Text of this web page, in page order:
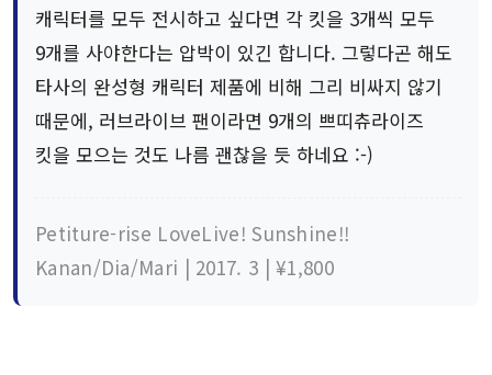
캐릭터를 모두 전시하고 싶다면 각 킷을 3개씩 모두
9개를 사야한다는 압박이 있긴 합니다. 그렇다곤 해도
타사의 완성형 캐릭터 제품에 비해 그리 비싸지 않기
때문에, 러브라이브 팬이라면 9개의 쁘띠츄라이즈
킷을 모으는 것도 나름 괜찮을 듯 하네요 :-)
Petiture-rise LoveLive! Sunshine!!
Kanan/Dia/Mari | 2017. 3 | ¥1,800